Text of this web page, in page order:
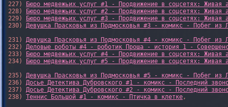
227)
Бюро медвежьих услуг #1 - Продвижение в соцсетях: Живая
228)
Бюро медвежьих услуг #2 - Продвижение в соцсетях: Живая
229)
Бюро медвежьих услуг #3 - Продвижение в соцсетях: Живая
230) Девушка Прасковья из Подмосковья #3 - комикс - Побег из
231) Девушка Прасковья из Подмосковья #4 - комикс - Побег из
232) Деловые роботы #4 - роботик Проша - история 1 -
233)
Бюро медвежьих услуг #4 - Продвижение в соцсетях: Живая
234)
Бюро медвежьих услуг #5 - Продвижение в соцсетях: Живая
235) Девушка Прасковья из Подмосковья #5 - комикс - Побег из
236) Досье Детектива Дубровского #1 - комикс - Последний
237) Досье Детектива Дубровского #2 - комикс - Последний
238) Теннис Большой #1 - комикс - Птичка в клетке,